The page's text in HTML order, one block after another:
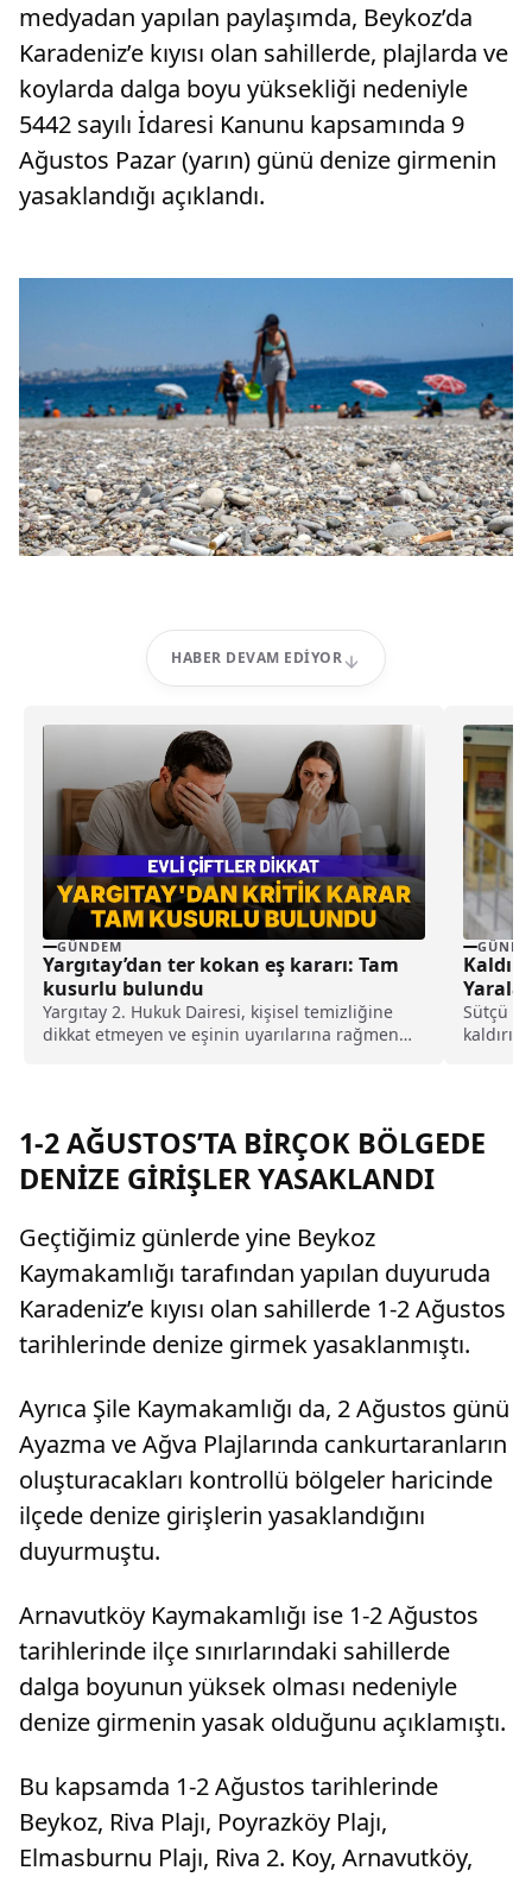
medyadan yapılan paylaşımda, Beykoz’da
Karadeniz’e kıyısı olan sahillerde, plajlarda ve
koylarda dalga boyu yüksekliği nedeniyle
5442 sayılı İdaresi Kanunu kapsamında 9
Ağustos Pazar (yarın) günü denize girmenin
yasaklandığı açıklandı.
HABER DEVAM EDIYOR
GÜNDEM
Yargıtay’dan ter kokan eş kararı: Tam
kusurlu bulundu
Yargıtay 2. Hukuk Dairesi, kişisel temizliğine
dikkat etmeyen ve eşinin uyarılarına rağmen
lira tazminat ödemesine karar verildi.
Sütçü
1-2 AĞUSTOS’TA BİRÇOK BÖLGEDE
DENİZE GİRİŞLER YASAKLANDI
Geçtiğimiz günlerde yine Beykoz
Kaymakamlığı tarafından yapılan duyuruda
Karadeniz’e kıyısı olan sahillerde 1-2 Ağustos
tarihlerinde denize girmek yasaklanmıştı.
Ayrıca Şile Kaymakamlığı da, 2 Ağustos günü
Ayazma ve Ağva Plajlarında cankurtaranların
oluşturacakları kontrollü bölgeler haricinde
ilçede denize girişlerin yasaklandığını
duyurmuştu.
Arnavutköy Kaymakamlığı ise 1-2 Ağustos
tarihlerinde ilçe sınırlarındaki sahillerde
dalga boyunun yüksek olması nedeniyle
denize girmenin yasak olduğunu açıklamıştı.
Bu kapsamda 1-2 Ağustos tarihlerinde
Beykoz, Riva Plajı, Poyrazköy Plajı,
Elmasburnu Plajı, Riva 2. Koy, Arnavutköy,